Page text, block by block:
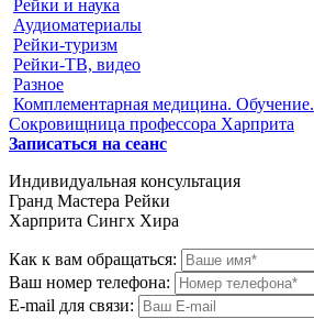
Рейки и наука
Аудиоматериалы
Рейки-туризм
Рейки-ТВ, видео
Разное
Комплементарная медицина. Обучение.
Сокровищница профессора Харприта
Записаться на сеанс
Индивидуальная консультация
Гранд Мастера Рейки
Харприта Сингх Хира
Как к вам обращаться:
Ваш номер телефона:
E-mail для связи: